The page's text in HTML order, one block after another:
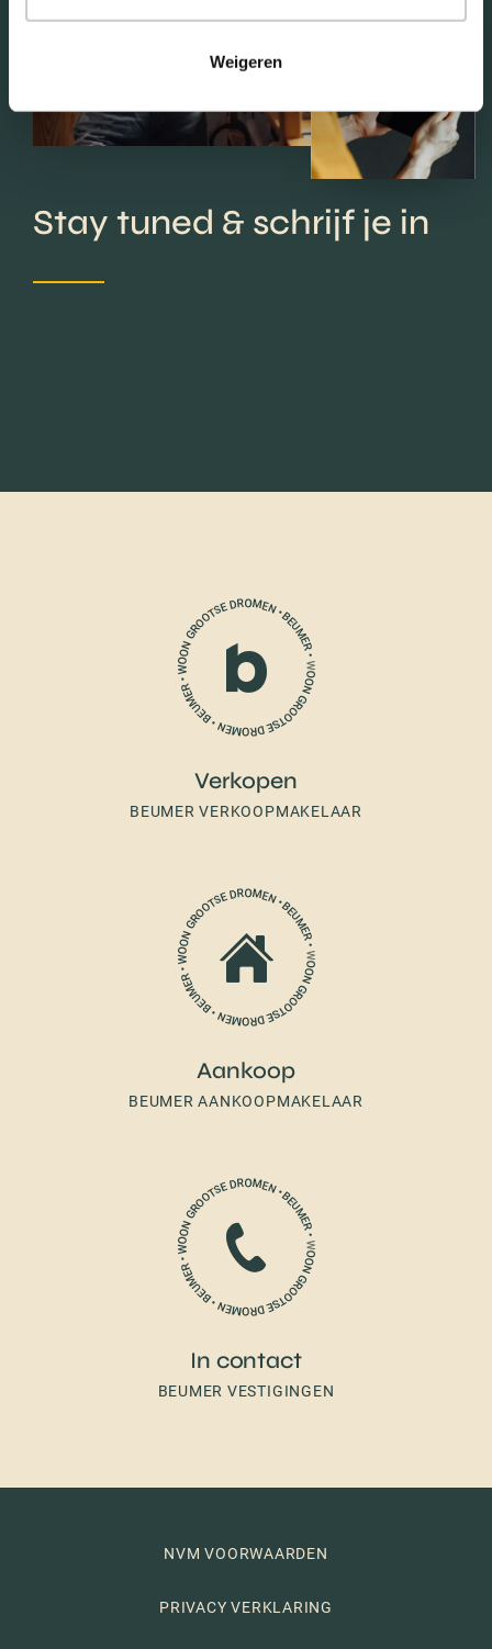
Weigeren
Stay tuned & schrijf je in
Verkopen
BEUMER VERKOOPMAKELAAR
Aankoop
BEUMER AANKOOPMAKELAAR
In contact
BEUMER VESTIGINGEN
NVM VOORWAARDEN
PRIVACY VERKLARING